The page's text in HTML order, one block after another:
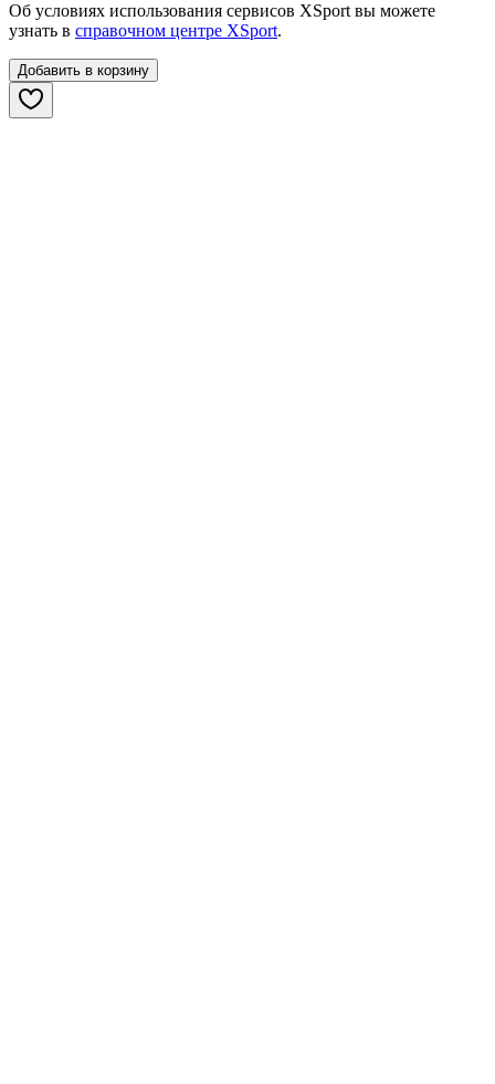
Об условиях использования сервисов XSport вы можете
узнать в справочном центре XSport.
Добавить в корзину